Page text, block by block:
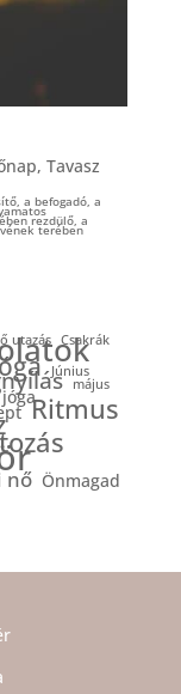
, Tavasz
a befogadó, a
rezdülő, a
terében
utazás Csakrák
Június
május
Ritmus
nő Önmagad